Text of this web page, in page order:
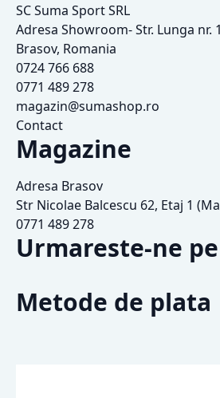
SC Suma Sport SRL
Adresa Showroom- Str. Lunga nr.
Brasov, Romania
0724 766 688
0771 489 278
magazin@sumashop.ro
Contact
Magazine
Adresa Brasov
Str Nicolae Balcescu 62, Etaj 1
0771 489 278
Urmareste-ne pe
Metode de plata